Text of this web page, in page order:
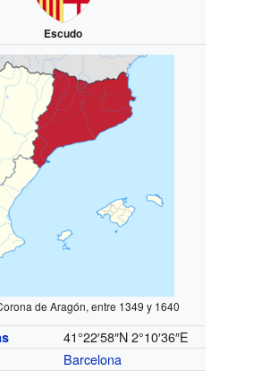
Escudo
de Aragón, entre 1349 y 1640
41°22′58″N 2°10′36″E
Barcelona